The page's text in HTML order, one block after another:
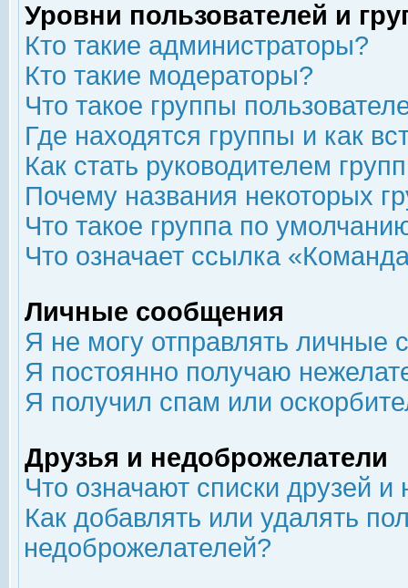
Уровни пользователей и
Кто такие администраторы?
Кто такие модераторы?
Что такое группы
Где находятся группы и как
Как стать руководителем
Почему названия некоторых
Что такое группа по
Что означает ссылка
Личные сообщения
Я не могу отправлять личные
Я постоянно получаю
Я получил спам или
Друзья и недоброжелатели
Что означают списки друзей
Как добавлять или удалять
недоброжелателей?